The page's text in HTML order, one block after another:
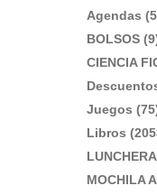
Agendas
BOLSOS
CIENCIA
Juegos
Libros
MOCHILA